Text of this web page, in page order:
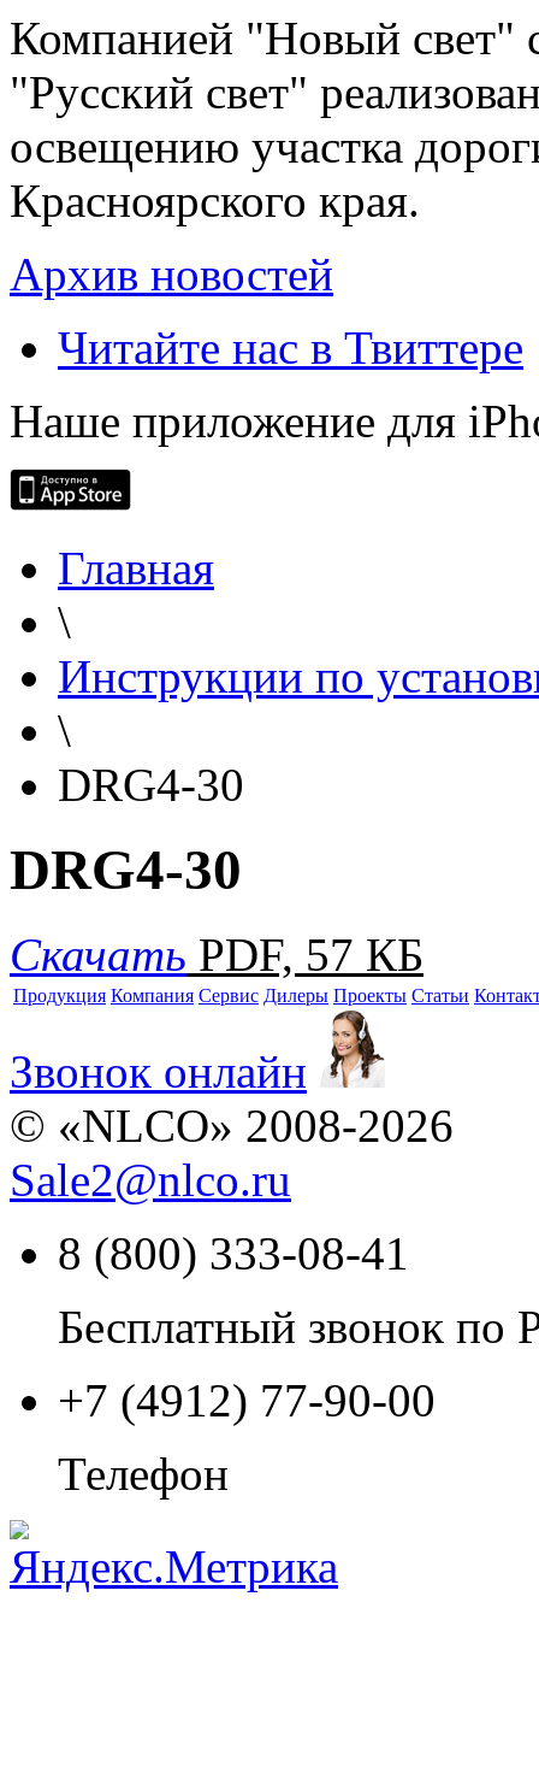
Компанией "Новый свет"
"Русский свет"
освещению участка
Красноярского края.
Архив новостей
Читайте нас в Твиттере
Наше приложение для
Главная
\
Инструкции по
\
DRG4-30
DRG4-30
Скачать PDF, 57 КБ
Продукция Компания Сервис Дилеры Проекты Статьи
Звонок онлайн
© «NLCO» 2008-2026
Sale2@nlco.ru
8 (800) 333-08-41
Бесплатный звонок по
+7 (4912) 77-90-00
Телефон